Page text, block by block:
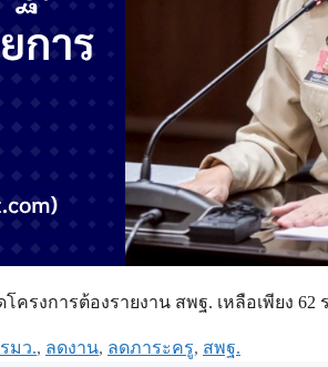
ครงการต้องรายงาน สพฐ. เหลือเพียง
รมว., ลดงาน, ลดภาระครู, สพฐ.